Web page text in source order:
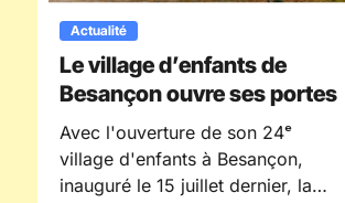
Actualité
Le village d’enfants de
Besançon ouvre ses portes
Avec l'ouverture de son 24ᵉ
village d'enfants à Besançon,
inauguré le 15 juillet dernier, la